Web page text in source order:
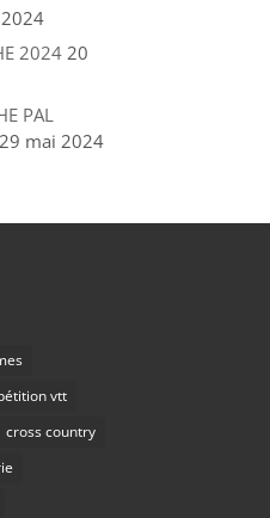
2024 20
PAL
29 mai 2024
vtt
cross country